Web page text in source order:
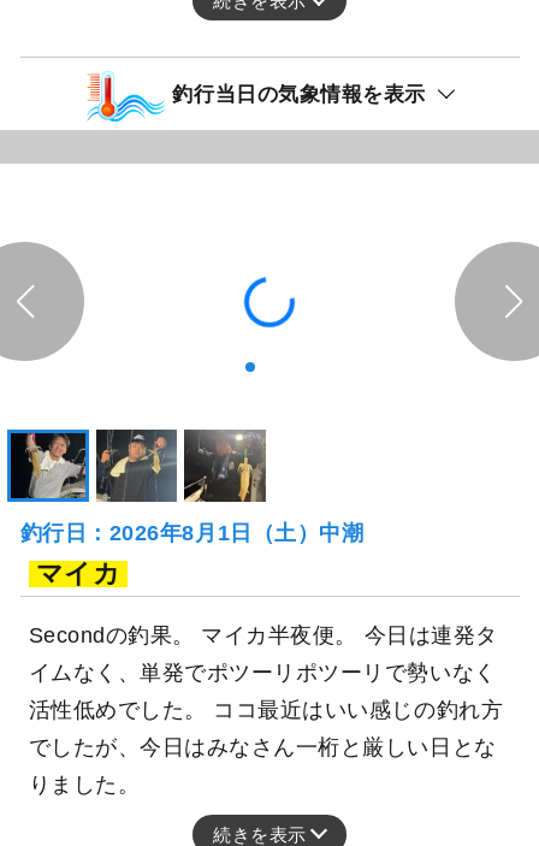
釣行当日の気象情報を表示
釣行日：2026年8月1日（土）中潮
マイカ
Secondの釣果。 マイカ半夜便。 今日は連発タ
イムなく、単発でポツーリポツーリで勢いなく
活性低めでした。 ココ最近はいい感じの釣れ方
でしたが、今日はみなさん一桁と厳しい日とな
りました。
続きを表示